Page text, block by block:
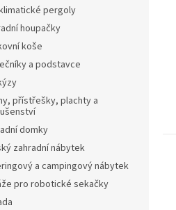
pergoly
houpačky
koše
a podstavce
přístřešky, plachty a
domky
zahradní nábytek
a campingový nábytek
pro robotické sekačky